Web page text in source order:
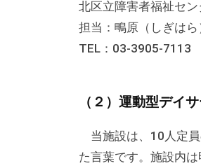
活
動
に
す
合
北区立障害者福祉セ
担当：鴫原（しぎはら
TEL：03-3905-7113
（２）運動型デイ
当施設は、10人定員
た言葉です。施設内